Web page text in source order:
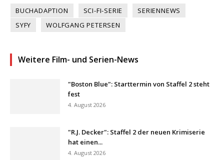
BUCHADAPTION SCI-FI-SERIE
SERIENNEWS
SYFY
WOLFGANG PETERSEN
Weitere Film- und Serien-News
"Boston Blue": Starttermin von Staffel 2 steht
fest
4. August 2026
"R.J. Decker": Staffel 2 der neuen Krimiserie
hat einen...
4. August 2026